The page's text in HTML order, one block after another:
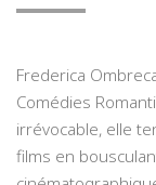
Frederica
Comédies
irrévocable, elle
films en